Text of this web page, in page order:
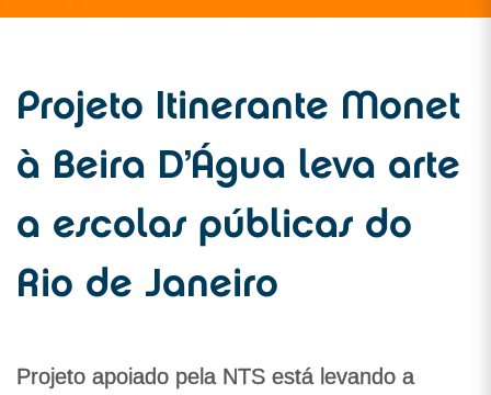
Projeto Itinerante Monet
à Beira D’Água leva arte
a escolas públicas do
Rio de Janeiro
Projeto apoiado pela NTS está levando a